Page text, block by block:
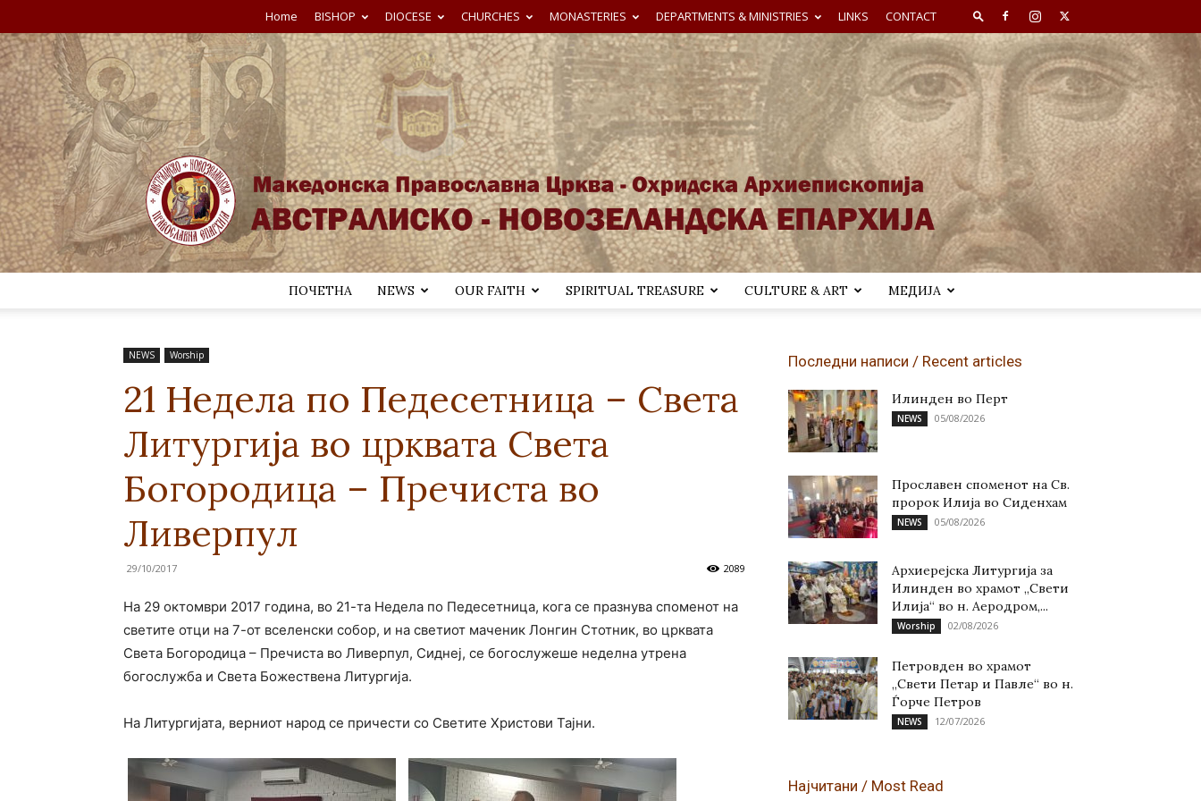
Home BISHOP DIOCESE CHURCHES MONASTERIES DEPARTMENTS & MINISTRIES LINKS CONTACT
новозеландска
ПОЧЕТНА NEWS OUR FAITH SPIRITUAL TREASURE CULTURE & ART МЕДИЈА
NEWS Worship
21 Недела по Педесетница – Света
Литургија во црквата Света
Богородица – Пречиста во
Ливерпул
29/10/2017 2089
На 29 октомври 2017 година, во 21-та Недела по Педесетница, кога се празнува споменот на
светите отци на 7-от вселенски собор, и на светиот маченик Лонгин Стотник, во црквата
Света Богородица – Пречиста во Ливерпул, Сиднеј, се богослужеше неделна утрена
богослужба и Света Божествена Литургија.
На Литургијата, верниот народ се причести со Светите Христови Тајни.
Последни написи / Recent articles
Илинден во Перт
NEWS 05/08/2026
Прославен споменот на Св.
пророк Илија во Сиденхам
NEWS 05/08/2026
Архиерејска Литургија за
Илинден во храмот „Свети
Илија“ во н. Аеродром,...
Worship 02/08/2026
Петровден во храмот
„Свети Петар и Павле“ во н.
Ѓорче Петров
NEWS 12/07/2026
Најчитани / Most Read